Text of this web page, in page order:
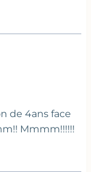
de 4ans face
Mmmm!!!!!!